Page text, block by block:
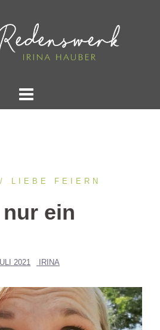
LIEBE FEIERN
ein
2021 IRINA